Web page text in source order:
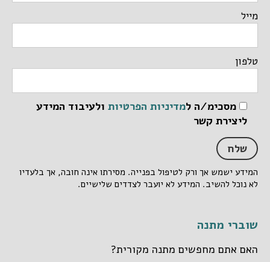
מייל
טלפון
מסכימ/ה למדיניות הפרטיות ולעיבוד המידע
ליצירת קשר
המידע ישמש אך ורק לטיפול בפנייה. מסירתו אינה חובה, אך בלעדיו
לא נוכל להשיב. המידע לא יועבר לצדדים שלישיים.
שוברי מתנה
האם אתם מחפשים מתנה מקורית?